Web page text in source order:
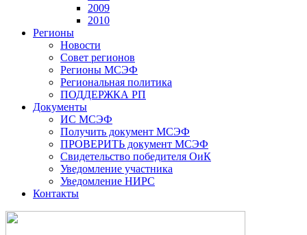
2009
2010
Регионы
Новости
Совет регионов
Регионы МСЭФ
Региональная политика
ПОДДЕРЖКА РП
Документы
ИС МСЭФ
Получить документ МСЭФ
ПРОВЕРИТЬ документ МСЭФ
Свидетельство победителя ОиК
Уведомление участника
Уведомление НИРС
Контакты